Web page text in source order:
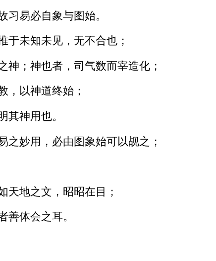
习易必自象与图始。
于未知未见，无不合也；
神；神也者，司气数而宰造化；
，以神道终始；
其神用也。
之妙用，必由图象始可以觇之；
天地之文，昭昭在目；
善体会之耳。